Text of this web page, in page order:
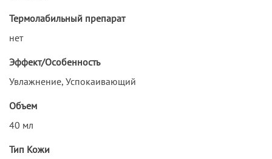
Термолабильный препарат
нет
Эффект/Особенность
Увлажнение, Успокаивающий
Объем
40 мл
Тип Кожи